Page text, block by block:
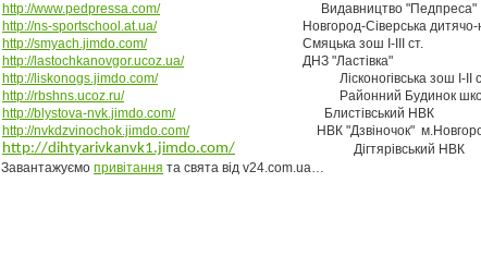
http://www.pedpressa.com/
Видавництво
http://ns-sportschool.at.ua/
Новгород-Сіверська
http://smyach.jimdo.com/
Смяцька зош І-ІІІ ст.
http://lastochkanovgor.ucoz.ua/
ДНЗ "Ластівка"
http://liskonogs.jimdo.com/
Лісконогівська зош
http://rbshns.ucoz.ru/
Районний Будинок
http://blystova-nvk.jimdo.com/
http://nvkdzvinochok.jimdo.com/
НВК "Дзвіночок"
http://dihtyarivkanvk1.jimdo.com/
Завантажуємо привітання та свята від v24.com.ua…